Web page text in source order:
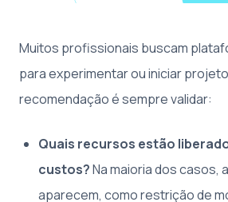
Muitos profissionais buscam
para experimentar ou iniciar
recomendação é sempre validar:
Quais recursos estão
custos?Na maioria dos casos,
aparecem, como restrição de